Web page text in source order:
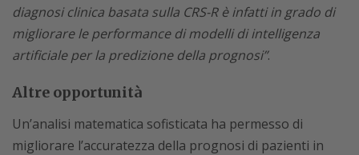
diagnosi clinica basata sulla CRS-R è infatti in grado di
migliorare le performance di modelli di intelligenza
artificiale per la predizione della prognosi”.
Altre opportunità
Un’analisi matematica sofisticata ha permesso di
migliorare l’accuratezza della prognosi di pazienti in